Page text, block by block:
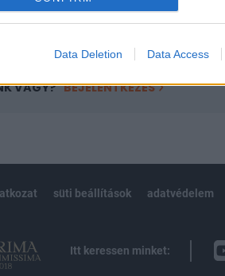
Data Deletion Data Access
VAGY? BEJELENTKEZÉS
süti beállítások adatvédelem
Itt keressen minket: